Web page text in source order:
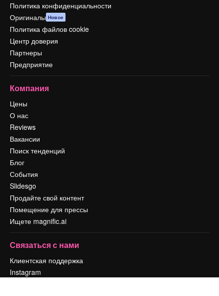
Политика конфиденциальности
Оригиналы Новое
Политика файлов cookie
Центр доверия
Партнеры
Предприятие
Компания
Цены
О нас
Reviews
Вакансии
Поиск тенденций
Блог
События
Slidesgo
Продайте свой контент
Помещение для прессы
Ищете magnific.ai
Связаться с нами
Клиентская поддержка
Instagram